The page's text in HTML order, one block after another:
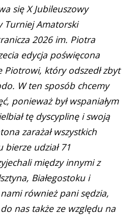
się X Jubileuszowy
Turniej Amatorski
2026 im. Piotra
edycja poświęcona
Piotrowi, który odszedł zbyt
W ten sposób chcemy
ponieważ był wspaniałym
tę dyscyplinę i swoją
zarażał wszystkich
bierze udział 71
między innymi z
Białegostoku i
nami również pani sędzia,
nas także ze względu na